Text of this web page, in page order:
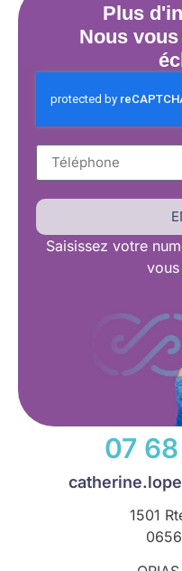
Plus
Nous
Saisissez votre
07
1501